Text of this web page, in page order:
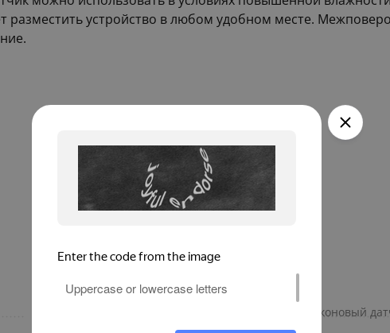
разместить устройство в любом удобном месте.
Импульсный выход (герконовый